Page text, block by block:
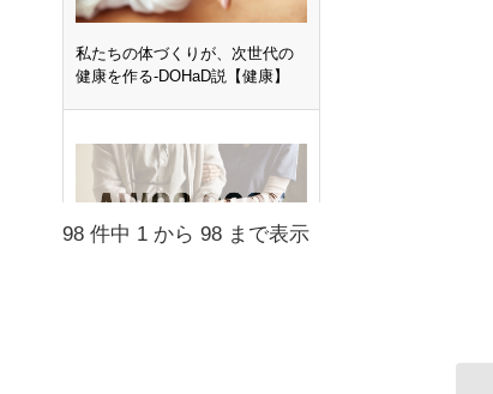
私たちの体づくりが、次世代の
健康を作る-DOHaD説【健康】
98 件中 1 から 98 まで表示